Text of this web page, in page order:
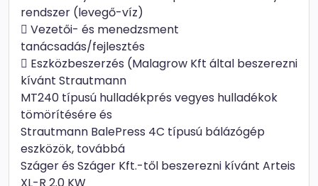
rendszer (levegő-víz)
 Vezetői- és menedzsment
tanácsadás/fejlesztés
 Eszközbeszerzés (Malagrow Kft által beszerezni
kívánt Strautmann
MT240 típusú hulladékprés vegyes hulladékok
tömörítésére és
Strautmann BalePress 4C típusú bálázógép
eszközök, továbbá
Száger és Száger Kft.-től beszerezni kívánt Arteis